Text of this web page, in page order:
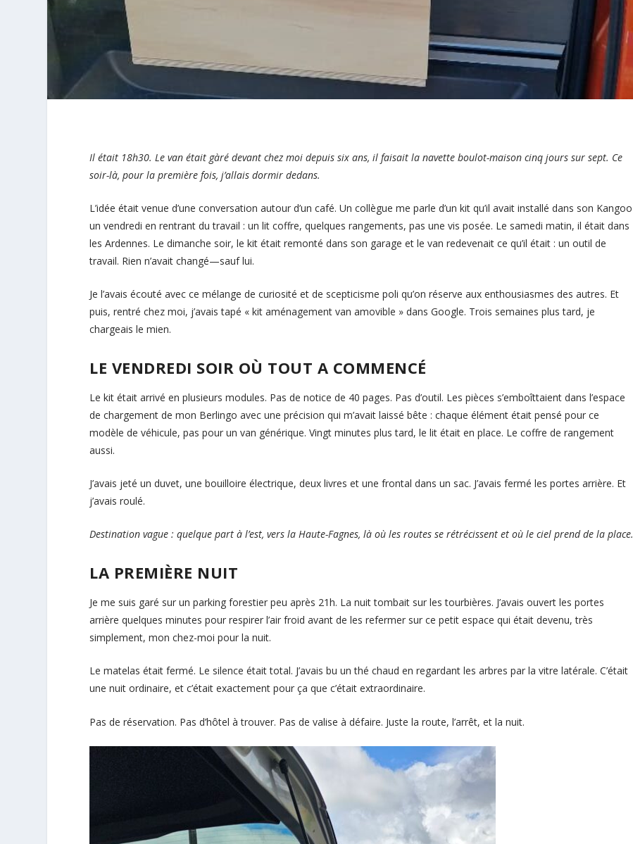
Il était 18h30. Le van était gàré devant chez moi depuis six ans, il faisait la navette boulot-maison cinq jours sur sept. Ce
soir-là, pour la première fois, j’allais dormir dedans.
L’idée était venue d’une conversation autour d’un café. Un collègue me parle d’un kit qu’il avait installé dans son Kangoo
un vendredi en rentrant du travail : un lit coffre, quelques rangements, pas une vis posée. Le samedi matin, il était dans
les Ardennes. Le dimanche soir, le kit était remonté dans son garage et le van redevenait ce qu’il était : un outil de
travail. Rien n’avait changé—sauf lui.
Je l’avais écouté avec ce mélange de curiosité et de scepticisme poli qu’on réserve aux enthousiasmes des autres. Et
puis, rentré chez moi, j’avais tapé « kit aménagement van amovible » dans Google. Trois semaines plus tard, je
chargeais le mien.
LE VENDREDI SOIR OÙ TOUT A COMMENCÉ
Le kit était arrivé en plusieurs modules. Pas de notice de 40 pages. Pas d’outil. Les pièces s’emboîttaient dans l’espace
de chargement de mon Berlingo avec une précision qui m’avait laissé bête : chaque élément était pensé pour ce
modèle de véhicule, pas pour un van générique. Vingt minutes plus tard, le lit était en place. Le coffre de rangement
aussi.
J’avais jeté un duvet, une bouilloire électrique, deux livres et une frontal dans un sac. J’avais fermé les portes arrière. Et
j’avais roulé.
Destination vague : quelque part à l’est, vers la Haute-Fagnes, là où les routes se rétrécissent et où le ciel prend de la place.
LA PREMIÈRE NUIT
Je me suis garé sur un parking forestier peu après 21h. La nuit tombait sur les tourbières. J’avais ouvert les portes
arrière quelques minutes pour respirer l’air froid avant de les refermer sur ce petit espace qui était devenu, très
simplement, mon chez-moi pour la nuit.
Le matelas était fermé. Le silence était total. J’avais bu un thé chaud en regardant les arbres par la vitre latérale. C’était
une nuit ordinaire, et c’était exactement pour ça que c’était extraordinaire.
Pas de réservation. Pas d’hôtel à trouver. Pas de valise à défaire. Juste la route, l’arrêt, et la nuit.